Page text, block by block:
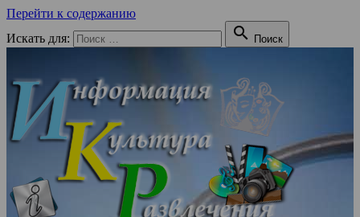
Перейти к содержанию
Искать для:
 Поиск